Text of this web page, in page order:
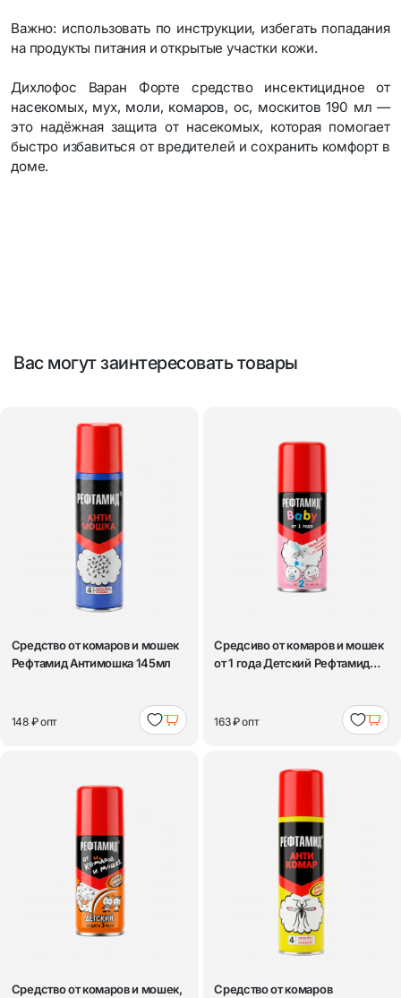
Важно: использовать по инструкции, избегать попадания
на продукты питания и открытые участки кожи.
Дихлофос Варан Форте средство инсектицидное от
насекомых, мух, моли, комаров, ос, москитов 190 мл —
это надёжная защита от насекомых, которая помогает
быстро избавиться от вредителей и сохранить комфорт в
доме.
Вас могут заинтересовать товары
Средство от комаров и мошек
Рефтамид Антимошка 145мл
148 ₽опт
Средсиво от комаров и мошек
от 1 года Детский Рефтамид
163 ₽опт
Средство от комаров и мошек,
Средство от комаров